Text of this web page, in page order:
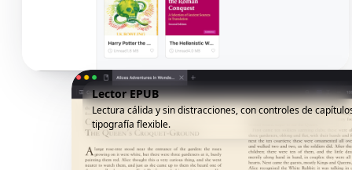
Lector EPUB
Lectura cálida y sin distracciones, con controles de
tipografía flexible.